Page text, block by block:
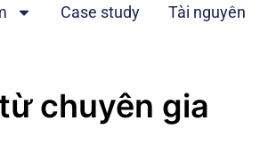
Case study Tài nguyên
chuyên gia